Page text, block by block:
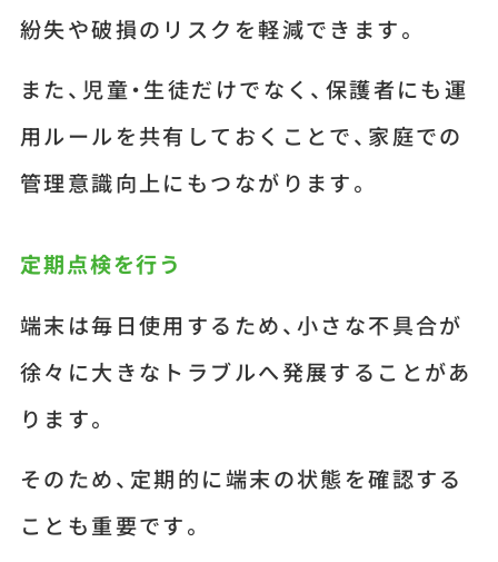
紛失や破損のリスクを軽減できます。
また、児童・生徒だけでなく、保護者にも運
用ルールを共有しておくことで、家庭での
管理意識向上にもつながります。
定期点検を行う
端末は毎日使用するため、小さな不具合が
徐々に大きなトラブルへ発展することがあ
ります。
そのため、定期的に端末の状態を確認する
ことも重要です。